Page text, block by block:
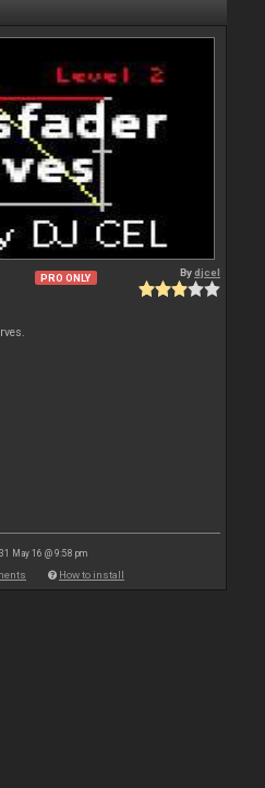
PRO ONLY Bydjcel
May 16 @ 9:58 pm
How to install